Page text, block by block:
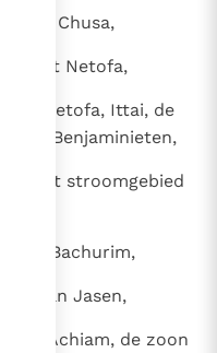
uit Chusa,
uit Netofa,
uit Netofa, Ittai, de
de Benjaminieten,
uit het stroomgebied
uit Bachurim,
van Jasen,
Achiam, de zoon